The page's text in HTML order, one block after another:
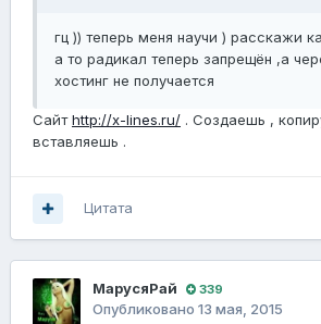
гц )) теперь меня научи ) расскажи
а то радикал теперь запрещён ,а
хостинг не получается
Сайтhttp://x-lines.ru/ . Создаешь ,
вставляешь .
Цитата
МарусяРай 339
Опубликовано 13 мая, 2015